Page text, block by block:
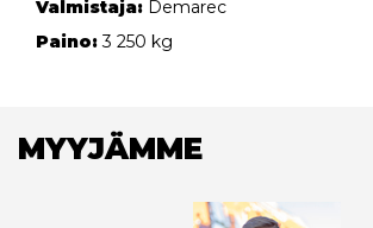
Valmistaja: Demarec
Paino: 3 250 kg
MYYJÄMME